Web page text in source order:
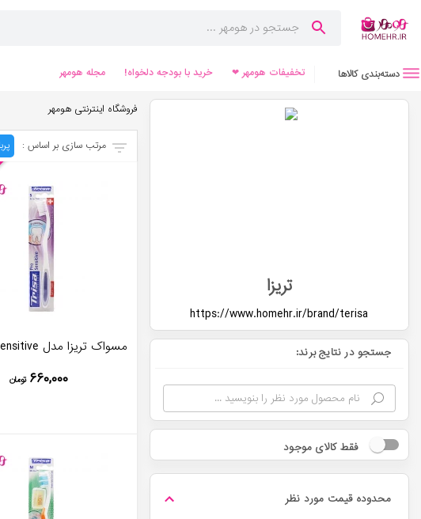
دسته‌بندی کالاها تخفیفات هومهر ❤ خرید با بودجه دلخواه! مجله هومهر
تریزا
https://www.homehr.ir/brand/terisa
جستجو در نتایج برند:
فقط کالای موجود
محدوده قیمت مورد نظر
فروشگاه اینترنتی هومهر
مرتب سازی بر اساس :
مسواک تریزا مدل pro sensitive
۶۶۰,۰۰۰ تومان